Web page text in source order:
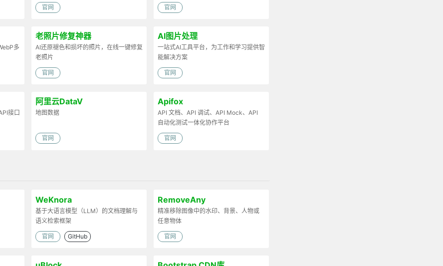
官网 官网
多
老照片修复神器
AI还原褪色和损坏的照片，在线一键修复
老照片
官网
AI图片处理
一站式AI工具平台，为工作和学习提供智
能解决方案
官网
接口
阿里云DataV
地图数据
官网
Apifox
API 文档、API 调试、API Mock、API
自动化测试一体化协作平台
官网
WeKnora
基于大语言模型（LLM）的文档理解与
语义检索框架
官网 GitHub
RemoveAny
精准移除图像中的水印、背景、人物或
任意物体
官网